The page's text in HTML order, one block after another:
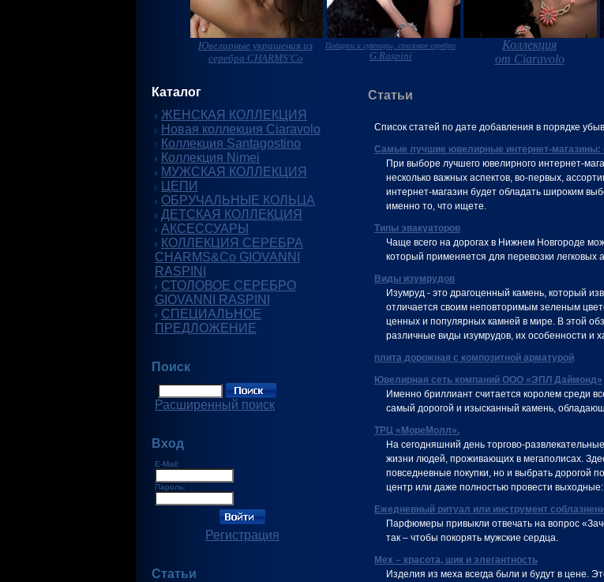
Ювелирные украшения из
серебра CHARMS'Co
Подарки и сувениры, столовое серебро
G.Raspini
Коллекция
от Ciaravolo
Каталог
ЖЕНСКАЯ КОЛЛЕКЦИЯ
Новая коллекция Ciaravolo
Коллекция Santagostino
Коллекция Nimei
МУЖСКАЯ КОЛЛЕКЦИЯ
ЦЕПИ
ОБРУЧАЛЬНЫЕ КОЛЬЦА
ДЕТСКАЯ КОЛЛЕКЦИЯ
АКСЕССУАРЫ
КОЛЛЕКЦИЯ СЕРЕБРА
CHARMS&Co GIOVANNI
RASPINI
СТОЛОВОЕ СЕРЕБРО
GIOVANNI RASPINI
СПЕЦИАЛЬНОЕ
ПРЕДЛОЖЕНИЕ
Поиск
Расширенный поиск
Вход
E-Mail:
Пароль:
Регистрация
Статьи
Статьи
Список статей по дате добавления в порядке
Самые лучшие ювелирные интернет-магазины:
При выборе лучшего ювелирного интернет-
несколько важных аспектов, во-первых,
интернет-магазин будет обладать широким
именно то, что ищете.
Типы эвакуаторов
Чаще всего на дорогах в Нижнем Новгороде
который применяется для перевозки легковых
Виды изумрудов
Изумруд - это драгоценный камень, который
отличается своим неповторимым зеленым
ценных и популярных камней в мире. В этой
различные виды изумрудов, их особенности и
плита дорожная с композитной арматурой
Ювелирная сеть компаний ООО «ЭПЛ Даймонд»
Именно бриллиант считается королем среди
самый дорогой и изысканный камень,
ТРЦ «МореМолл».
На сегодняшний день торгово-
жизни людей, проживающих в мегаполисах.
повседневные покупки, но и выбрать дорогой
центр или даже полностью провести выходные:
Ежедневный ритуал или инструмент
Парфюмеры привыкли отвечать на вопрос
так – чтобы покорять мужские сердца.
Мех – красота, шик и элегантность
Изделия из меха всегда были и будут в цене.